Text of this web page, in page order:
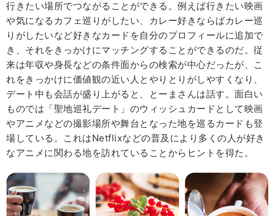
行きたい場所でつながることができる。例えば行きたい映画
や気になるカフェ巡りがしたい、カレー好きならばカレー巡
りがしたいなど好きなカードを自分のプロフィールに追加で
き、それをきっかけにマッチングすることができるのだ。従
来は年収や身長などの条件面からの検索が中心だったが、こ
れをきっかけに価値観の近い人とやりとりがしやすくなり、
デート中も会話が盛り上がると、とーまさんは話す。面白い
ものでは「聖地巡礼デート」のウィッシュカードとして映画
やアニメなどの撮影場所や舞台となった地を巡るカードも登
場している。これはNetflixなどの普及により多くの人が好き
なアニメに関わる地を訪れていることからヒントを得た。